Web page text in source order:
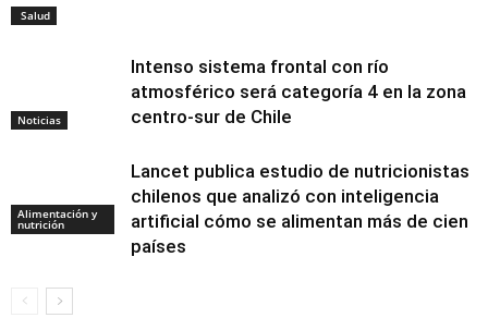
Salud
Noticias
Intenso sistema frontal con río
atmosférico será categoría 4 en la zona
centro-sur de Chile
Alimentación y
nutrición
Lancet publica estudio de nutricionistas
chilenos que analizó con inteligencia
artificial cómo se alimentan más de cien
países